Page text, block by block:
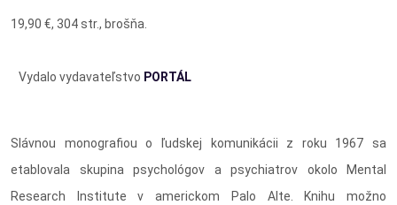
19,90 €, 304 str., brošňa.
Vydalo vydavateľstvo PORTÁL
Slávnou monografiou o ľudskej komunikácii z roku 1967 sa
etablovala skupina psychológov a psychiatrov okolo Mental
Research Institute v americkom Palo Alte. Knihu možno